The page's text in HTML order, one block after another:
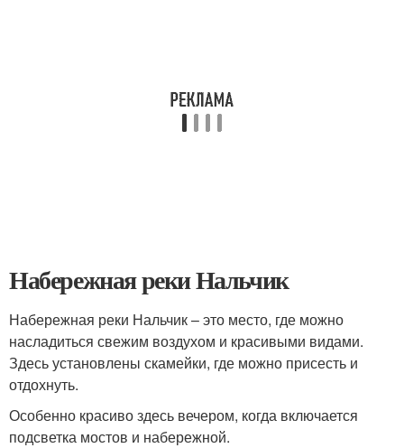
Набережная реки Нальчик
Набережная реки Нальчик – это место, где можно
насладиться свежим воздухом и красивыми видами.
Здесь установлены скамейки, где можно присесть и
отдохнуть.
Особенно красиво здесь вечером, когда включается
подсветка мостов и набережной.